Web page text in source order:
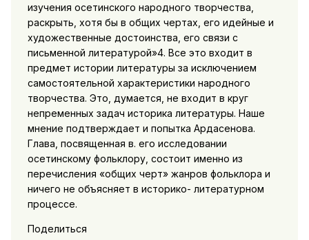
изучения осетинского народного творчества,
раскрыть, хотя бы в общих чертах, его идейные и
художественные достоинства, его связи с
письменной литературой»4. Все это входит в
предмет истории литературы за исключением
самостоятельной характеристики народного
творчества. Это, думается, не входит в круг
непременных задач историка литературы. Наше
мнение подтверждает и попытка Ардасенова.
Глава, посвященная в. его исследовании
осетинскому фольклору, состоит именно из
перечисления «общих черт» жанров фольклора и
ничего не объясняет в историко- литературном
процессе.
Поделиться